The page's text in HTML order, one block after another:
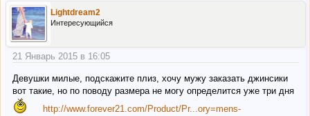
Lightdream2
Интересующийся
21 Январь 2015 в 16:05
Девушки милые, подскажите плиз, хочу мужу заказать джинсики
вот такие, но по поводу размера не могу определится уже три дня
http://www.forever21.com/Product/Pr...ory=mens-